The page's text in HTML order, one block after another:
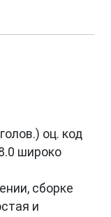
оц. код
широко
сборке
и